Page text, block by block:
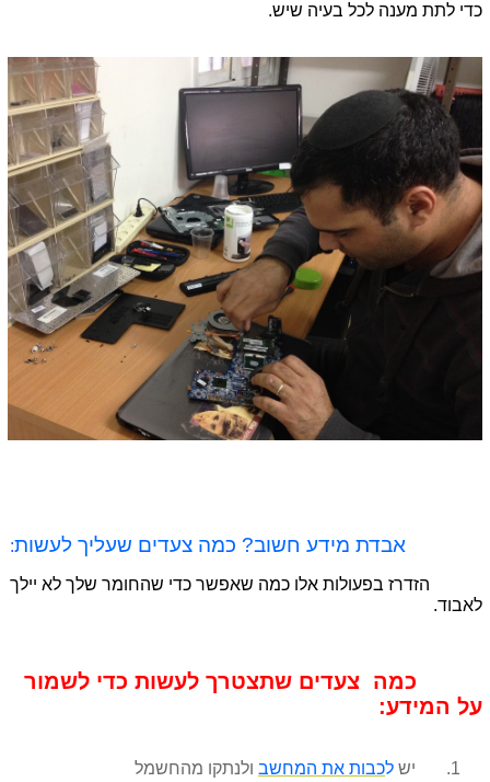
כדי לתת מענה לכל בעיה שיש.
אבדת מידע חשוב? כמה צעדים שעליך לעשות:
הזדרז בפעולות אלו כמה שאפשר כדי שהחומר שלך לא יילך
לאבוד.
כמה צעדים שתצטרך לעשות כדי לשמור
על המידע:
לכבות את המחשב ולנתקו מהחשמל